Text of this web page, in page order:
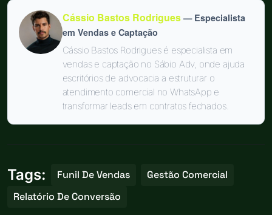
Cássio Bastos Rodrigues— Especialista
em Vendas e Captação
Cássio Bastos Rodrigues é especialista em
vendas e captação no Sábio Adv, onde ajuda
escritórios de advocacia a estruturar o
atendimento comercial no WhatsApp e
transformar leads em contratos fechados.
Tags: Funil De Vendas
Gestão Comercial
Relatório De Conversão